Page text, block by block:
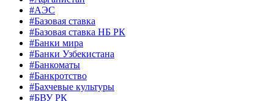
#АЭС
#Базовая ставка
#Базовая ставка НБ РК
#Банки мира
#Банки Узбекистана
#Банкоматы
#Банкротство
#Бахчевые культуры
#БВУ РК